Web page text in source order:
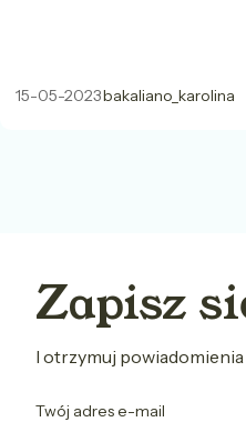
15-05-2023bakaliano_karolina
Zapisz
I otrzymuj
Twój adres e-mail